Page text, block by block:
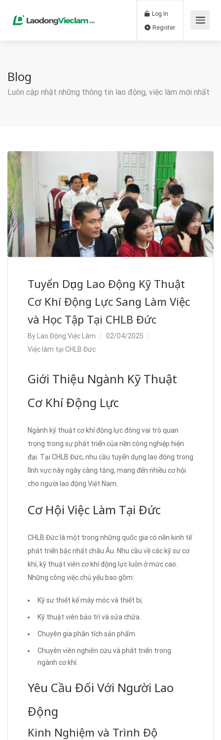
Log In
Blog
Luôn cập nhật những thông tin lao động, việc làm mới nhất
Tuyển Dụng Lao Động Kỹ Thuật
Cơ Khí Động Lực Sang Làm Việc
và Học Tập Tại CHLB Đức
By Lao Động Việc Làm
02/04/2025
Việc làm tại CHLB Đức
Giới Thiệu Ngành Kỹ Thuật
Cơ Khí Động Lực
Ngành kỹ thuật cơ khí động lực đóng vai trò quan
trọng trong sự phát triển của nền công nghiệp hiện
đại. Tại CHLB Đức, nhu cầu tuyển dụng lao động trong
lĩnh vực này ngày càng tăng, mang đến nhiều cơ hội
cho người lao động Việt Nam.
Cơ Hội Việc Làm Tại Đức
CHLB Đức là một trong những quốc gia có nền kinh tế
phát triển bậc nhất châu Âu. Nhu cầu về các kỹ sư cơ
khí, kỹ thuật viên cơ khí động lực luôn ở mức cao.
Những công việc chủ yếu bao gồm:
Kỹ sư thiết kế máy móc và thiết bị.
Kỹ thuật viên bảo trì và sửa chữa.
Chuyên gia phân tích sản phẩm.
Chuyên viên nghiên cứu và phát triển trong
ngành cơ khí.
Yêu Cầu Đối Với Người Lao
Động
Kinh Nghiệm và Trình Độ